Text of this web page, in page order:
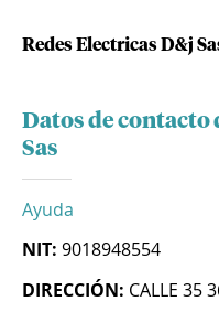
Redes Electricas D&j
Datos de contacto
Sas
Ayuda
NIT: 9018948554
DIRECCIÓN: CALLE 35